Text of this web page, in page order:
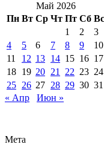
Май 2026
Пн Вт Ср Чт Пт Сб Вс
1
2
3
4
5 6 7 8 9
10
11
12 13 14 15 16 17
18 19 20 21 22 23 24
25 26 27 28 29 30 31
« Апр
Июн »
Мета